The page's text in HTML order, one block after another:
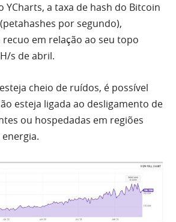
YCharts, a taxa de hash do Bitcoin
por segundo),
em relação ao seu topo
s de abril.
cheio de ruídos, é possível
esteja ligada ao desligamento de
ou hospedadas em regiões